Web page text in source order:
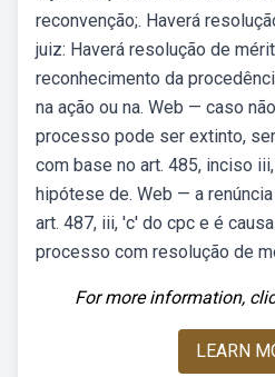
reconvenção;. Haverá
juiz: Haverá resolução de
reconhecimento da
na ação ou na. Web — caso
processo pode ser extinto,
com base no art. 485, inciso
hipótese de. Web — a
art. 487, iii, 'c' do cpc e é
processo com resolução de
For more information,
LEARN